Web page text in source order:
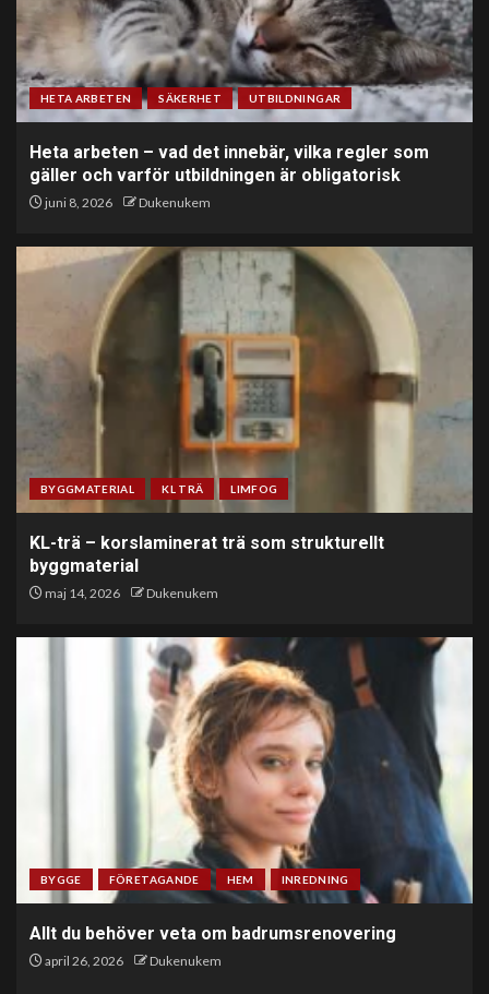
HETA ARBETEN SÄKERHET UTBILDNINGAR
Heta arbeten – vad det innebär, vilka regler som
gäller och varför utbildningen är obligatorisk
juni 8, 2026 Dukenukem
BYGGMATERIAL KL TRÄ LIMFOG
KL-trä – korslaminerat trä som strukturellt
byggmaterial
maj 14, 2026 Dukenukem
BYGGE FÖRETAGANDE HEM INREDNING
Allt du behöver veta om badrumsrenovering
april 26, 2026 Dukenukem